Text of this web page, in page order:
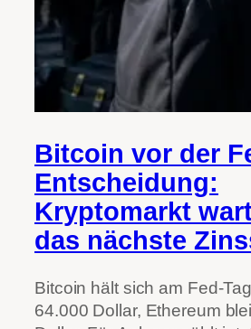
Bitcoin vor der
Entscheidung:
Kryptomarkt
das nächste
Bitcoin hält sich am Fed-
64.000 Dollar, Ethereum